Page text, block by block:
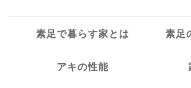
素足で暮らす家とは 素足
アキの性能